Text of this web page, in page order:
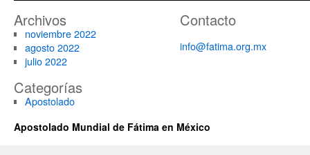
Archivos
noviembre 2022
agosto 2022
julio 2022
Categorías
Apostolado
Contacto
info@fatima.org.mx
Apostolado Mundial de Fátima en México